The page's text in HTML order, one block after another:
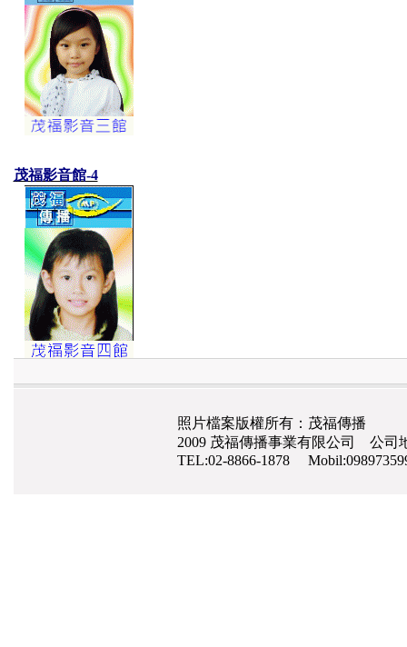
茂福影音館-4
照片檔案版權所有：茂福傳播
2009 茂福傳播事業有限公司 公司
TEL:02-8866-1878